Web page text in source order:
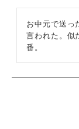
お中元で送っ
言われた。似
番。